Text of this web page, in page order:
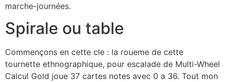
marche-journées.
Spirale ou table
Commençons en cette cle : la roueme de cette
tournette ethnographique, pour escalade de Multi-Wheel
Calcul Gold joue 37 cartes notes avec 0 a 36. Tout mon